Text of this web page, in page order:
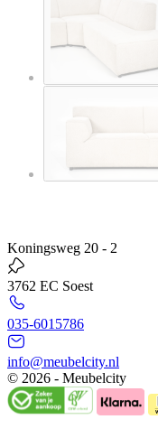
Koningsweg 20 - 2
3762 EC Soest
035-6015786
info@meubelcity.nl
© 2026 - Meubelcity